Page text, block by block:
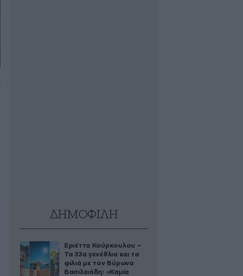
ΔΗΜΟΦΙΛΗ
Εριέττα Κούρκουλου –
Τα 33α γενέθλια και τα
φιλιά με τον Βύρωνα
Βασιλειάδη: «Καμία